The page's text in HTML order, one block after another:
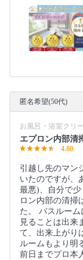
匿名希望(50代)
お風呂・浴室クリ
エプロン内部清
4.80
引越し先のマン
いたのですが、
最悪)、自分で
ロン内部の清掃
た。 バスルー
見ることは出来
て、出来上がり
ルームもより明
前日までプロ本